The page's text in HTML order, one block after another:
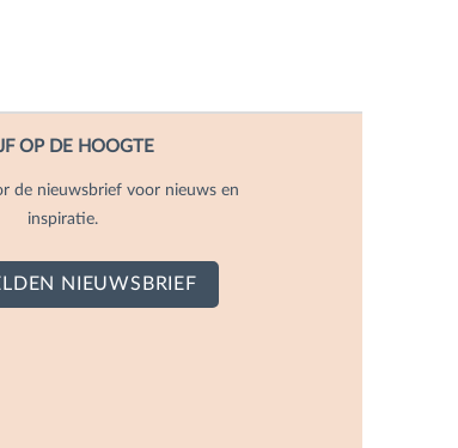
OP DE HOOGTE
de nieuwsbrief voor nieuws en
inspiratie.
NIEUWSBRIEF